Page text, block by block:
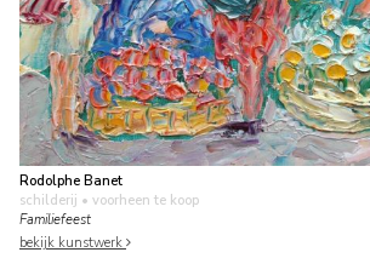
Rodolphe Banet
schilderij • voorheen te koop
Familiefeest
bekijk kunstwerk